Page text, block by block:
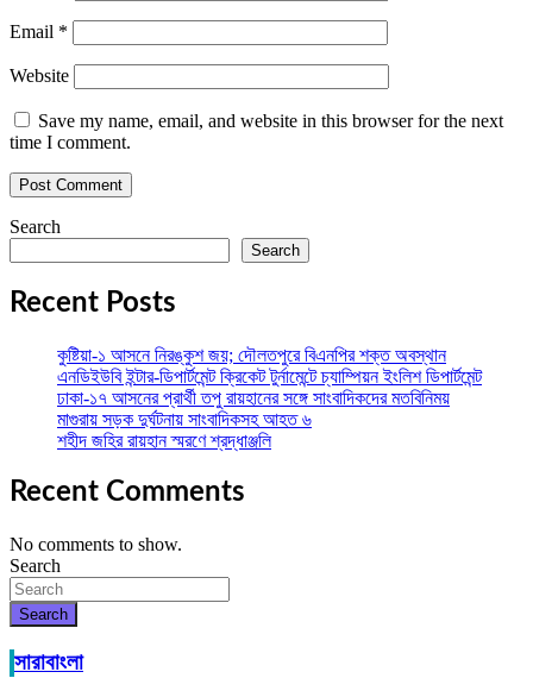
Email *
Website
Save my name, email, and website in this browser for the next
time I comment.
Search
Search
Recent Posts
কুষ্টিয়া-১ আসনে নিরঙ্কুশ জয়; দৌলতপুরে বিএনপির শক্ত অবস্থান
এনডিইউবি ইন্টার-ডিপার্টমেন্ট ক্রিকেট টুর্নামেন্টে চ্যাম্পিয়ন ইংলিশ ডিপার্টমেন্ট
ঢাকা-১৭ আসনের প্রার্থী তপু রায়হানের সঙ্গে সাংবাদিকদের মতবিনিময়
মাগুরায় সড়ক দুর্ঘটনায় সাংবাদিকসহ আহত ৬
শহীদ জহির রায়হান স্মরণে শ্রদ্ধাঞ্জলি
Recent Comments
No comments to show.
Search
Search
সারাবাংলা